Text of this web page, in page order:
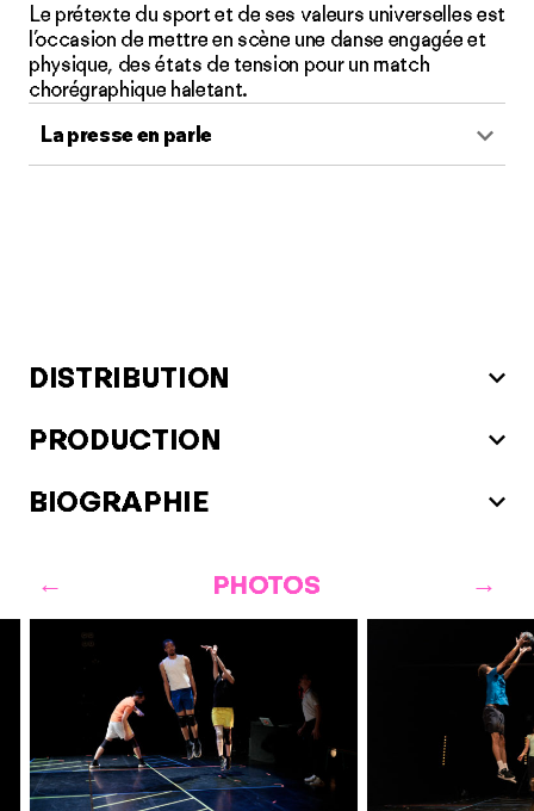
Le prétexte du sport et de ses valeurs universelles est
l’occasion de mettre en scène une danse engagée et
physique, des états de tension pour un match
chorégraphique haletant.
La presse en parle
DISTRIBUTION
PRODUCTION
BIOGRAPHIE
PHOTOS